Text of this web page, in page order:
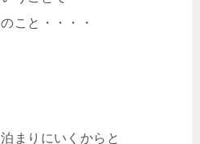
こと・・・・
まりにいくからと